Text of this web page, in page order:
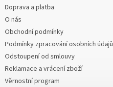
Doprava a platba
O nás
Obchodní podmínky
Podmínky zpracování osobních údajů
Odstoupení od smlouvy
Reklamace a vrácení zboží
Věrnostní program